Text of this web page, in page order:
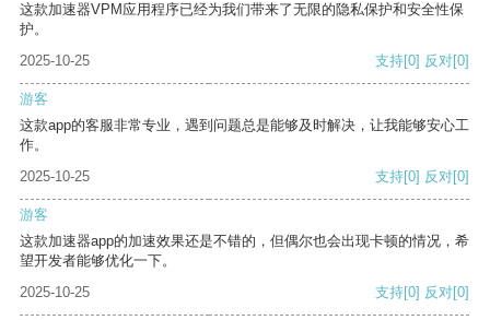
这款加速器VPM应用程序已经为我们带来了无限的隐私保护和安全性保
护。
2025-10-25
支持[0] 反对[0]
游客
这款app的客服非常专业，遇到问题总是能够及时解决，让我能够安心工
作。
2025-10-25
支持[0] 反对[0]
游客
这款加速器app的加速效果还是不错的，但偶尔也会出现卡顿的情况，希
望开发者能够优化一下。
2025-10-25
支持[0] 反对[0]